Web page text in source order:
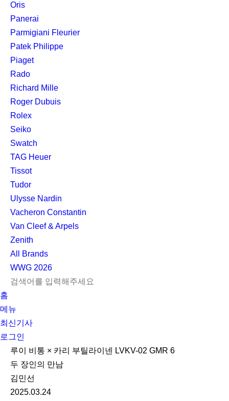
Oris
Panerai
Parmigiani Fleurier
Patek Philippe
Piaget
Rado
Richard Mille
Roger Dubuis
Rolex
Seiko
Swatch
TAG Heuer
Tissot
Tudor
Ulysse Nardin
Vacheron Constantin
Van Cleef & Arpels
Zenith
All Brands
WWG 2026
L
G
I
N
S
A
R
C
H
닫
l
e
a
r
검
색
하
기
홈
메뉴
최신기사
로그인
루이 비통 × 카리 부틸라이넨 LVKV-02 GMR 6
두 장인의 만남
김민선
2025.03.24